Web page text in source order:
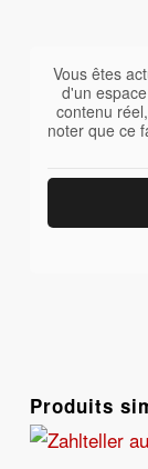
Vous êtes
d'un
contenu
noter que ce
Produits